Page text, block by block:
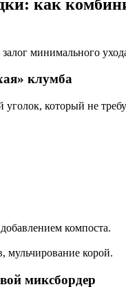
как
минимального
клумба
уголок, который не
компоста.
мульчирование корой.
миксбордер